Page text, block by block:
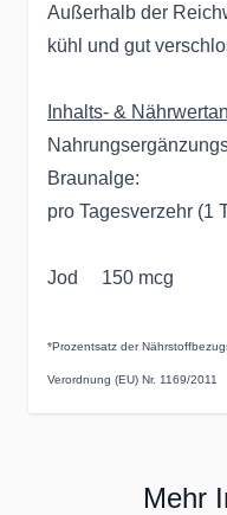
Außerhalb der
kühl und gut
Inhalts- &
Braunalge:
pro
Jod 150
*Prozentsatz der
Verordnung (EU) Nr. 1169/2011
Mehr